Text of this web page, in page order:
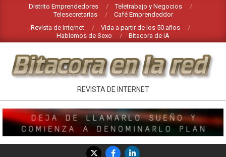
contenido
Distrito Emprendedores
Teletrabajo y Negocios
Telesecretarias
Café Emprendeddor
Revista de Internet
Vida a partir de los 50 años
Hablemos de Sexo
Bitacora de IA
INTERNET
EN
BITACORA
EN
REVISTA DE INTERNET